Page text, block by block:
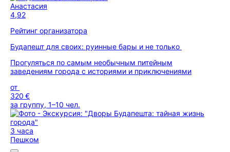
Анастасия
4,92
Рейтинг организатора
Будапешт для своих: руинные бары и не только
Прогуляться по самым необычным питейным
заведениям города с историями и приключениями
от
320 €
за группу, 1–10 чел.
3 часа
Пешком